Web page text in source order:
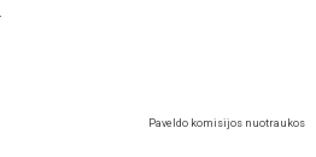
Paveldo komisijos nuotraukos